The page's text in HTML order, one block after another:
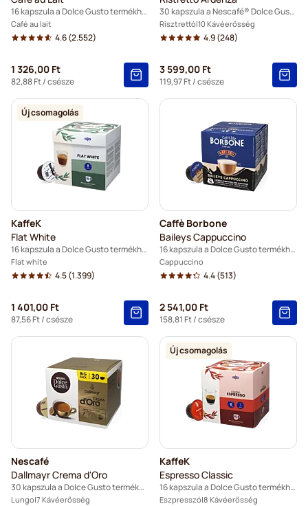
16 kapszula a Dolce Gusto termékhez
Café au lait
4.6(2.552)
1 326,00 Ft
82,88 Ft/ csésze
30 kapszula a Nescafé® Dolce Gusto termékhez
Risztrettó 10 Kávéerősség
4.9(248)
3 599,00 Ft
119,97 Ft/ csésze
Új csomagolás
KaffeK
Flat White
16 kapszula a Dolce Gusto termékhez
Flat white
4.5(1.399)
1 401,00 Ft
87,56 Ft/ csésze
Caffè Borbone
Baileys Cappuccino
16 kapszula a Dolce Gusto termékhez
Cappuccino
4.4(513)
2 541,00 Ft
158,81 Ft/ csésze
Nescafé
Dallmayr Crema d'Oro
30 kapszula a Dolce Gusto termékhez
Lungo 7 Kávéerősség
Új csomagolás
KaffeK
Espresso Classic
16 kapszula a Dolce Gusto termékhez
Eszpresszó 8 Kávéerősség